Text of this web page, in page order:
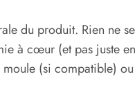
du produit. Rien ne
à cœur (et pas juste
(si compatible)